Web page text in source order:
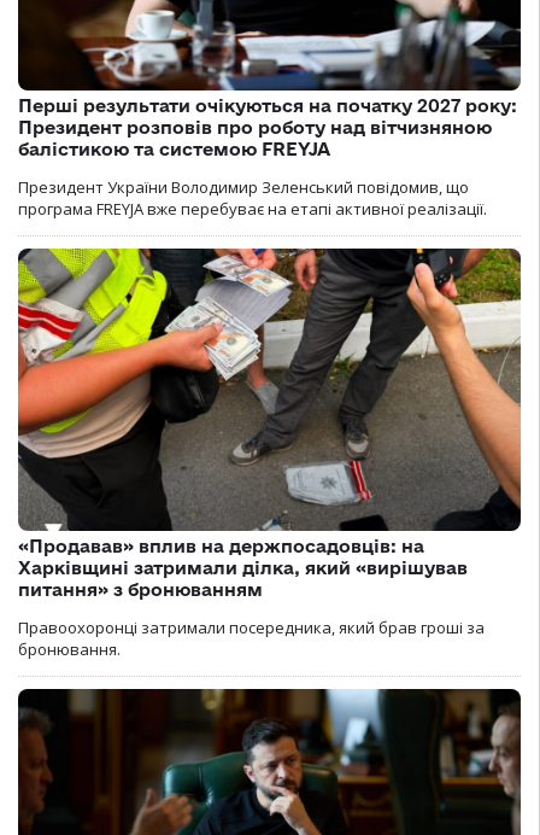
Перші результати очікуються на початку 2027 року:
Президент розповів про роботу над вітчизняною
балістикою та системою FREYJA
Президент України Володимир Зеленський повідомив, що
програма FREYJA вже перебуває на етапі активної реалізації.
«Продавав» вплив на держпосадовців: на
Харківщині затримали ділка, який «вирішував
питання» з бронюванням
Правоохоронці затримали посередника, який брав гроші за
бронювання.